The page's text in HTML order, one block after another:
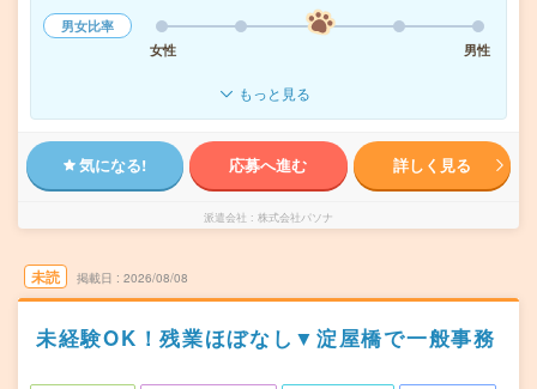
男女比率
女性
男性
もっと見る
気になる! 応募へ進む 詳しく見る
派遣会社 株式会社パソナ
未読 掲載日 2026/08/08
未経験OK！残業ほぼなし▼淀屋橋で一般事務